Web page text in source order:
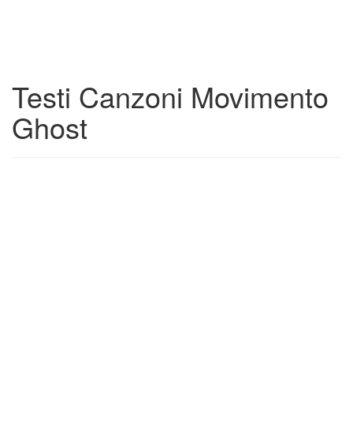
Testi Canzoni Movimento
Ghost